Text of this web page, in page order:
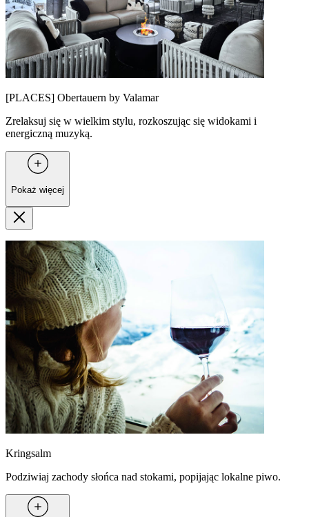
[PLACES] Obertauern by Valamar
Zrelaksuj się w wielkim stylu, rozkoszując się widokami i
energiczną muzyką.
Pokaż więcej
Kringsalm
Podziwiaj zachody słońca nad stokami, popijając lokalne piwo.